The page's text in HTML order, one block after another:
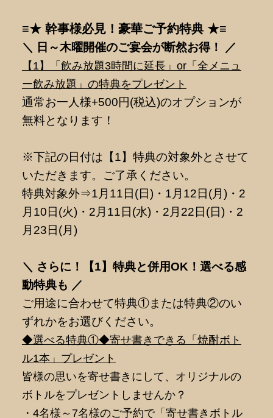
≡★ 幹事様必見！豪華ご予約特典 ★≡
＼ 日～木曜開催のご宴会が断然お得！ ／
【1】「飲み放題3時間に延長」or「全メニュ
ー飲み放題」の特典をプレゼント
通常お一人様+500円(税込)のオプションが
無料となります！
※下記の日付は【1】特典の対象外とさせて
いただきます。ご了承ください。
特典対象外⇒1月11日(日)・1月12日(月)・2
月10日(火)・2月11日(水)・2月22日(日)・2
月23日(月)
＼ さらに！【1】特典と併用OK！選べる感
動特典も ／
ご用途に合わせて特典①または特典②のい
ずれかをお選びください。
◆選べる特典①◆寄せ書きできる「焼酎ボト
ル1本」プレゼント
皆様の思いを寄せ書きにして、オリジナルの
ボトルをプレゼントしませんか？
・4名様～7名様のご予約で「寄せ書きボトル